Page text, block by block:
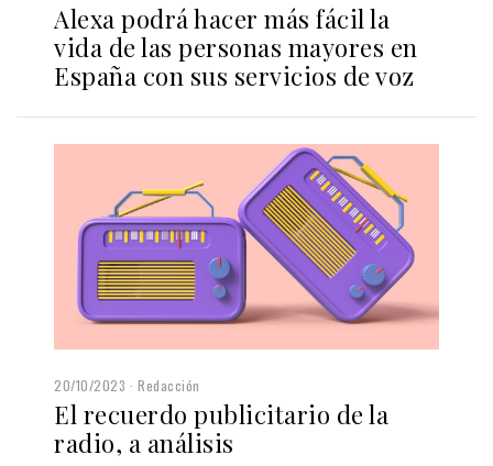
Alexa podrá hacer más fácil la
vida de las personas mayores en
España con sus servicios de voz
20/10/2023 Redacción
El recuerdo publicitario de la
radio, a análisis